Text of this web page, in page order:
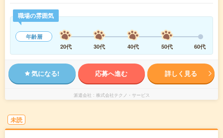
職場の雰囲気
年齢層
20代
30代 40代 50代 60代
気になる! 応募へ進む 詳しく見る
派遣会社 株式会社テクノ・サービス
未読